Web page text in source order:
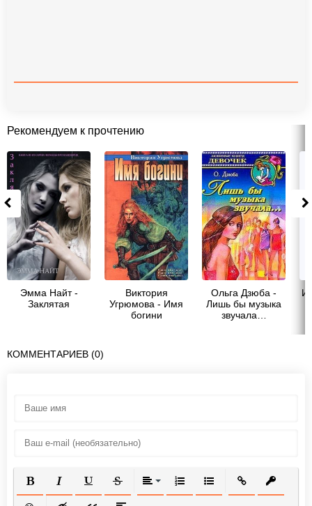
Рекомендуем к прочтению
Эмма Найт -
Заклятая
Виктория
Угрюмова - Имя
богини
Ольга Дзюба -
Лишь бы музыка
звучала…
КОММЕНТАРИЕВ (0)
ПОЛУЖИРНЫЙ
КУРСИВПОДЧЕРКНУТЫЙ
ЗАЧЕРКНУТЫЙВЫРАВНИВАНИЕ
НУМЕРОВАННЫЙ СПИСОК
МАРКИРОВАННЫЙ
ВСТАВИТЬ